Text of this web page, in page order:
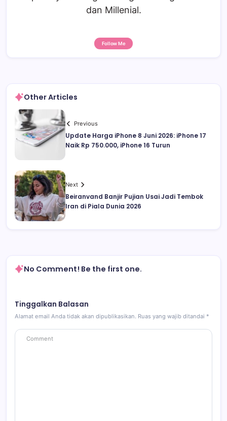
dan Millenial.
Follow Me
Other Articles
Previous
Update Harga iPhone 8 Juni 2026: iPhone 17
Naik Rp 750.000, iPhone 16 Turun
Next
Beiranvand Banjir Pujian Usai Jadi Tembok
Iran di Piala Dunia 2026
No Comment! Be the first one.
Tinggalkan Balasan
Alamat email Anda tidak akan dipublikasikan. Ruas yang wajib ditandai *